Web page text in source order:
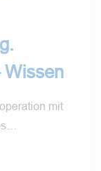
Wissen
mit